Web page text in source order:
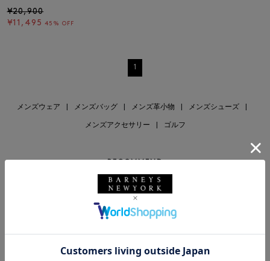
¥20,900
¥11,495 45% OFF
1
メンズウェア メンズバッグ メンズ革小物 メンズシューズ
メンズアクセサリー ゴルフ